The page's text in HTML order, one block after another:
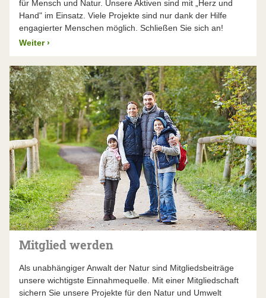
für Mensch und Natur. Unsere Aktiven sind mit „Herz und
Hand" im Einsatz. Viele Projekte sind nur dank der Hilfe
engagierter Menschen möglich. Schließen Sie sich an!
Weiter ›
Mitglied werden
Als unabhängiger Anwalt der Natur sind Mitgliedsbeiträge
unsere wichtigste Einnahmequelle. Mit einer Mitgliedschaft
sichern Sie unsere Projekte für den Natur und Umwelt